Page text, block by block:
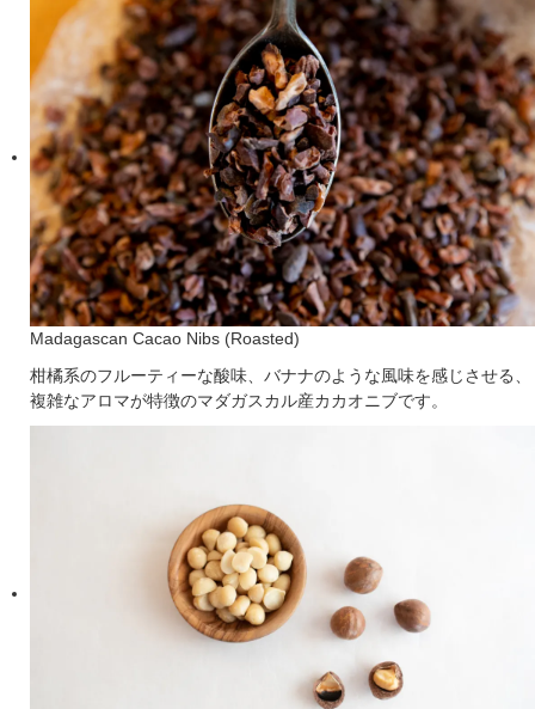
Madagascan Cacao Nibs (Roasted)
柑橘系のフルーティーな酸味、バナナのような風味を感じさせる、
複雑なアロマが特徴のマダガスカル産カカオニブです。